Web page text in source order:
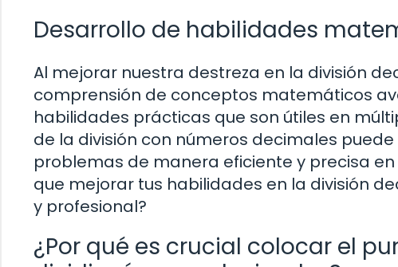
Desarrollo de habilidades
Al mejorar nuestra destreza en la división
comprensión de conceptos matemáticos
habilidades prácticas que son útiles en
de la división con números decimales
problemas de manera eficiente y precisa
que mejorar tus habilidades en la división
y profesional?
¿Por qué es crucial colocar el